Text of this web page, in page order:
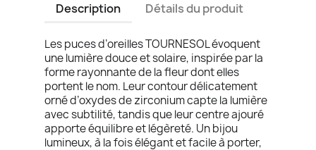
Description Détails du produit
Les puces d’oreilles TOURNESOL évoquent
une lumière douce et solaire, inspirée par la
forme rayonnante de la fleur dont elles
portent le nom. Leur contour délicatement
orné d’oxydes de zirconium capte la lumière
avec subtilité, tandis que leur centre ajouré
apporte équilibre et légèreté. Un bijou
lumineux, à la fois élégant et facile à porter,